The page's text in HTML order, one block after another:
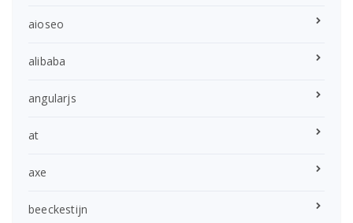
aioseo
alibaba
angularjs
at
axe
beeckestijn